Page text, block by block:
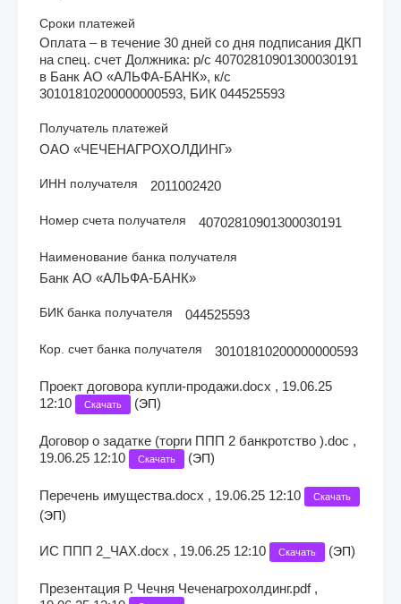
Сроки платежей
Оплата – в течение 30 дней со дня подписания ДКП
на спец. счет Должника: р/с 40702810901300030191
в Банк АО «АЛЬФА-БАНК», к/с
30101810200000000593, БИК 044525593
Получатель платежей
ОАО «ЧЕЧЕНАГРОХОЛДИНГ»
ИНН получателя 2011002420
Номер счета получателя 40702810901300030191
Наименование банка получателя
Банк АО «АЛЬФА-БАНК»
БИК банка получателя 044525593
Кор. счет банка получателя 30101810200000000593
Проект договора купли-продажи.docx , 19.06.25
12:10
Скачать (ЭП)
Договор о задатке (торги ППП 2 банкротство ).doc ,
19.06.25 12:10
Скачать (ЭП)
Перечень имущества.docx , 19.06.25 12:10 Скачать
(ЭП)
ИС ППП 2_ЧАХ.docx , 19.06.25 12:10 Скачать (ЭП)
Презентация Р. Чечня Чеченагрохолдинг.pdf ,